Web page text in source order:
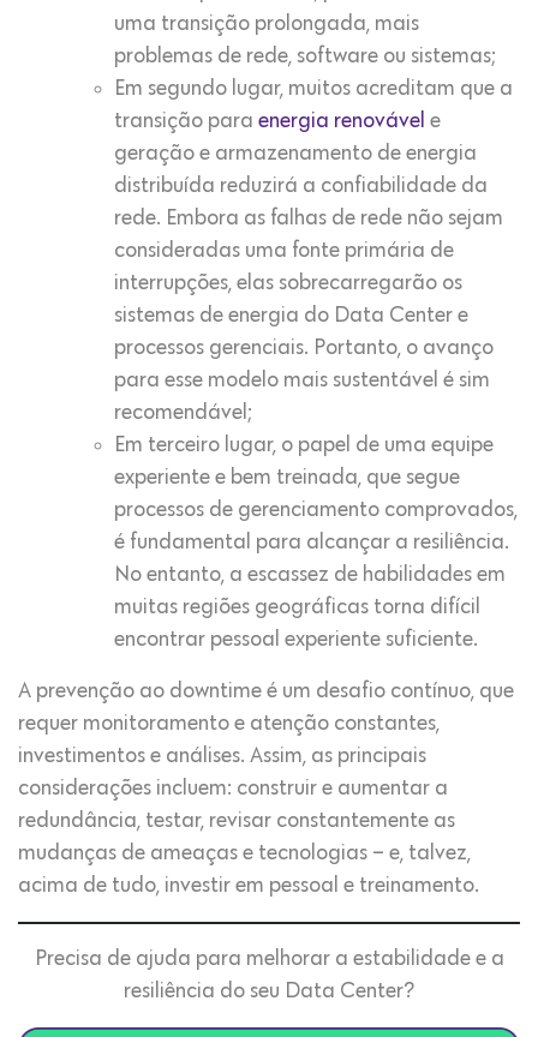
uma transição prolongada, mais
problemas de rede, software ou sistemas;
Em segundo lugar, muitos acreditam que a
transição para energia renovável e
geração e armazenamento de energia
distribuída reduzirá a confiabilidade da
rede. Embora as falhas de rede não sejam
consideradas uma fonte primária de
interrupções, elas sobrecarregarão os
sistemas de energia do Data Center e
processos gerenciais. Portanto, o avanço
para esse modelo mais sustentável é sim
recomendável;
Em terceiro lugar, o papel de uma equipe
experiente e bem treinada, que segue
processos de gerenciamento comprovados,
é fundamental para alcançar a resiliência.
No entanto, a escassez de habilidades em
muitas regiões geográficas torna difícil
encontrar pessoal experiente suficiente.
A prevenção ao downtime é um desafio contínuo, que
requer monitoramento e atenção constantes,
investimentos e análises. Assim, as principais
considerações incluem: construir e aumentar a
redundância, testar, revisar constantemente as
mudanças de ameaças e tecnologias – e, talvez,
acima de tudo, investir em pessoal e treinamento.
Precisa de ajuda para melhorar a estabilidade e a
resiliência do seu Data Center?